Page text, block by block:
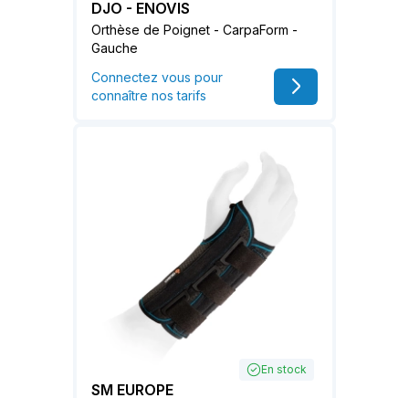
DJO - ENOVIS
Orthèse de Poignet - CarpaForm -
Gauche
Connectez vous pour
connaître nos tarifs
En stock
SM EUROPE